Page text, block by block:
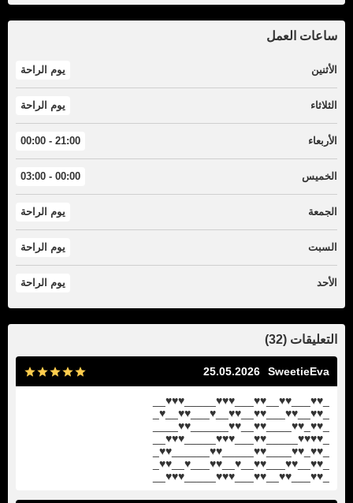
ساعات العمل
الأثنين يوم الراحة
الثلاثاء يوم الراحة
الأربعاء 21:00 - 00:00
الخميس 00:00 - 03:00
الجمعة يوم الراحة
السبت يوم الراحة
الأحد يوم الراحة
التعليقات (32)
SweetieEva
25.05.2026
_♥♥___♥♥__♥♥___♥♥♥_____♥♥♥__
_♥♥__♥♥___♥♥__♥♥__♥___♥♥__♥_
_♥♥_♥♥____♥♥__♥♥______♥♥____
_♥♥♥♥_____♥♥___♥♥♥_____♥♥♥__
_♥♥_♥♥____♥♥_____♥♥______♥♥_
_♥♥__♥♥___♥♥__♥__♥♥___♥__♥♥_
_♥♥___♥♥__♥♥___♥♥♥_____♥♥♥__